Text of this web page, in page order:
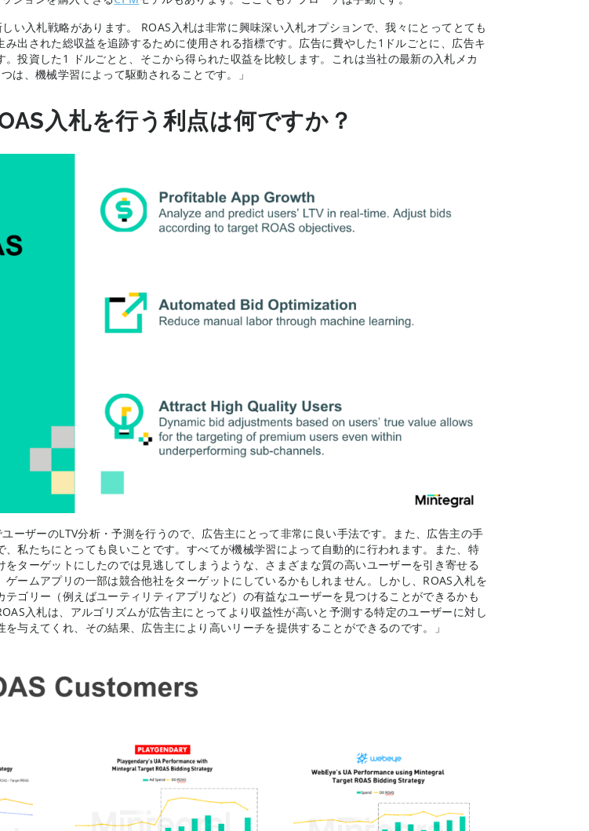
い入札戦略があります。 ROAS入札は非常に興味深い入札オプションで、我々にとってとても
み出された総収益を追跡するために使用される指標です。広告に費やした1ドルごとに、広告キ
。投資した1 ドルごとと、そこから得られた収益を比較します。これは当社の最新の入札メカ
は、機械学習によって駆動されることです。」
入札を行う利点は何ですか？
ユーザーのLTV分析・予測を行うので、広告主にとって非常に良い手法です。また、広告主の手
、私たちにとっても良いことです。すべてが機械学習によって自動的に行われます。また、特
をターゲットにしたのでは見逃してしまうような、さまざまな質の高いユーザーを引き寄せる
ームアプリの一部は競合他社をターゲットにしているかもしれません。しかし、ROAS入札を
ゴリー（例えばユーティリティアプリなど）の有益なユーザーを見つけることができるかも
入札は、アルゴリズムが広告主にとってより収益性が高いと予測する特定のユーザーに対し
与えてくれ、その結果、広告主により高いリーチを提供することができるのです。」